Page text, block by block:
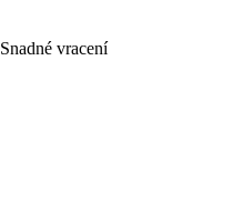
Snadné vracení